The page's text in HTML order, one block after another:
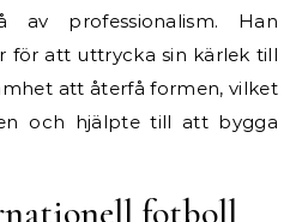
av professionalism. Han
för att uttrycka sin kärlek till
att återfå formen, vilket
och hjälpte till att bygga
fotboll